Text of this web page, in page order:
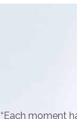
“Each moment